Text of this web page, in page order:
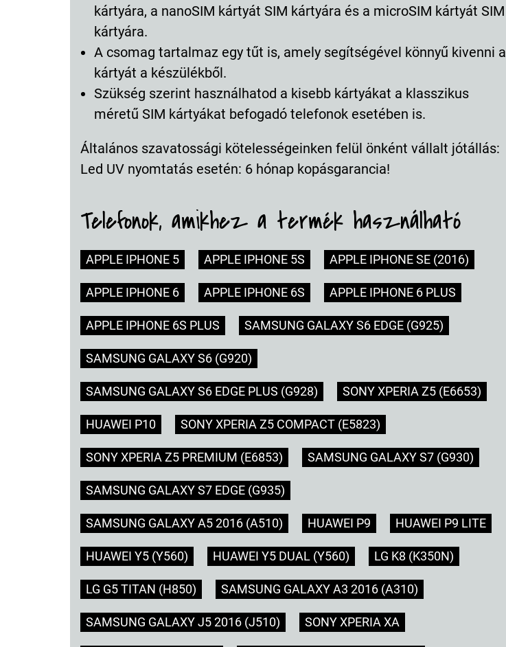
kártyára, a nanoSIM kártyát SIM kártyára és a microSIM kártyát SIM
kártyára.
A csomag tartalmaz egy tűt is, amely segítségével könnyű kivenni a
kártyát a készülékből.
Szükség szerint használhatod a kisebb kártyákat a klasszikus
méretű SIM kártyákat befogadó telefonok esetében is.
Általános szavatossági kötelességeinken felül önként vállalt jótállás:
Led UV nyomtatás esetén: 6 hónap kopásgarancia!
Telefonok, amikhez a termék használható
APPLE IPHONE 5 APPLE IPHONE 5S APPLE IPHONE SE (2016)
APPLE IPHONE 6 APPLE IPHONE 6S APPLE IPHONE 6 PLUS
APPLE IPHONE 6S PLUS SAMSUNG GALAXY S6 EDGE (G925)
SAMSUNG GALAXY S6 (G920)
SAMSUNG GALAXY S6 EDGE PLUS (G928) SONY XPERIA Z5 (E6653)
HUAWEI P10 SONY XPERIA Z5 COMPACT (E5823)
SONY XPERIA Z5 PREMIUM (E6853) SAMSUNG GALAXY S7 (G930)
SAMSUNG GALAXY S7 EDGE (G935)
SAMSUNG GALAXY A5 2016 (A510) HUAWEI P9 HUAWEI P9 LITE
HUAWEI Y5 (Y560) HUAWEI Y5 DUAL (Y560) LG K8 (K350N)
LG G5 TITAN (H850) SAMSUNG GALAXY A3 2016 (A310)
SAMSUNG GALAXY J5 2016 (J510) SONY XPERIA XA